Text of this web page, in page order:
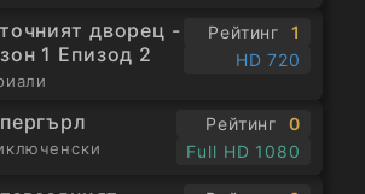
дворец -
1 Епизод 2
Рейтинг
1
HD 720
Рейтинг
0
Full HD 1080